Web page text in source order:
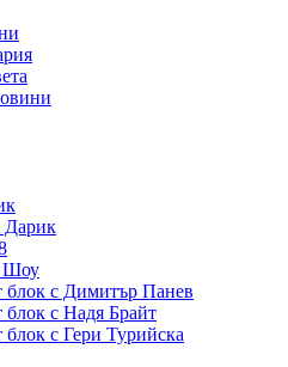
Дарик
Шоу
блок с Димитър Панев
блок с Надя Брайт
блок с Гери Турийска